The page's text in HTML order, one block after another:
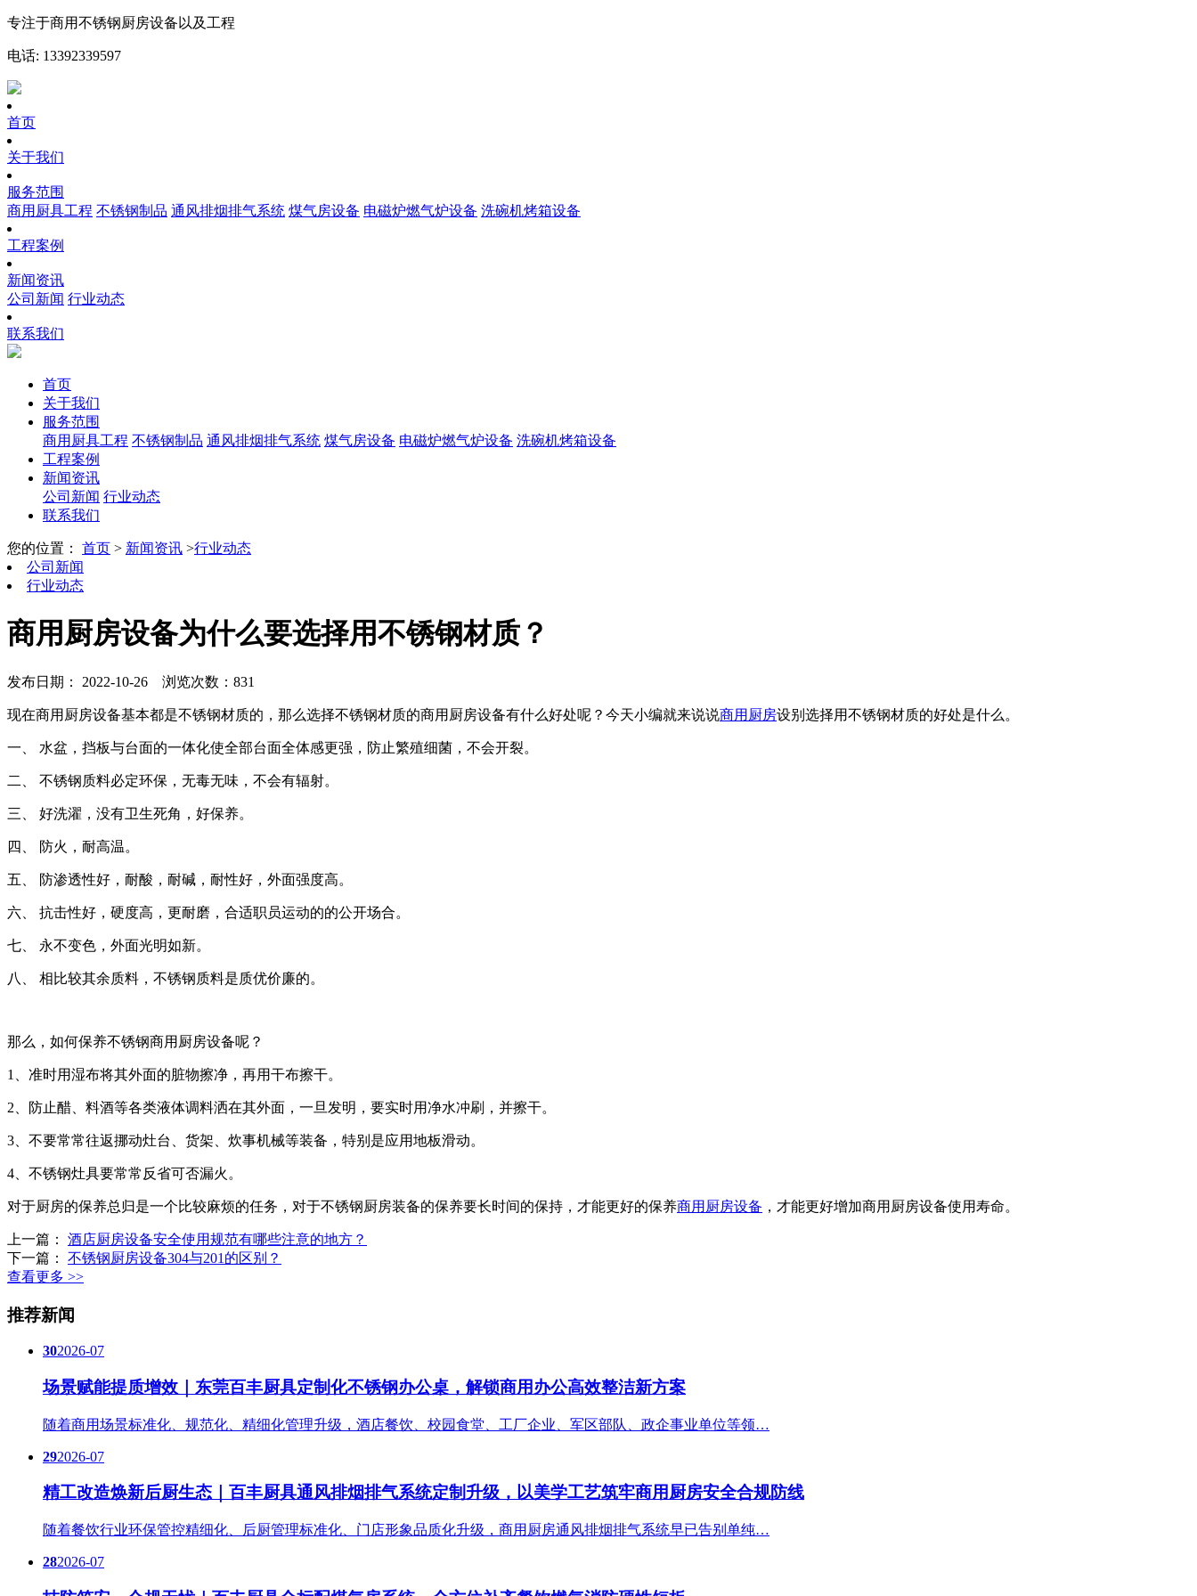
专注于商用不锈钢厨房设备以及工程
电话: 13392339597
首页
关于我们
服务范围
商用厨具工程 不锈钢制品 通风排烟排气系统 煤气房设备 电磁炉燃气炉设备 洗碗机烤箱设备
工程案例
新闻资讯
公司新闻 行业动态
联系我们
首页
关于我们
服务范围
商用厨具工程 不锈钢制品 通风排烟排气系统 煤气房设备 电磁炉燃气炉设备 洗碗机烤箱设备
工程案例
新闻资讯
公司新闻 行业动态
联系我们
您的位置： 首页 > 新闻资讯 >行业动态
公司新闻
行业动态
商用厨房设备为什么要选择用不锈钢材质？
发布日期： 2022-10-26 浏览次数：831
现在商用厨房设备基本都是不锈钢材质的，那么选择不锈钢材质的商用厨房设备有什么好处呢？今天小编就来说说商用厨房设别选择用不锈钢材质的好处是什么。
一、 水盆，挡板与台面的一体化使全部台面全体感更强，防止繁殖细菌，不会开裂。
二、 不锈钢质料必定环保，无毒无味，不会有辐射。
三、 好洗濯，没有卫生死角，好保养。
四、 防火，耐高温。
五、 防渗透性好，耐酸，耐碱，耐性好，外面强度高。
六、 抗击性好，硬度高，更耐磨，合适职员运动的的公开场合。
七、 永不变色，外面光明如新。
八、 相比较其余质料，不锈钢质料是质优价廉的。
那么，如何保养不锈钢商用厨房设备呢？
1、准时用湿布将其外面的脏物擦净，再用干布擦干。
2、防止醋、料酒等各类液体调料洒在其外面，一旦发明，要实时用净水冲刷，并擦干。
3、不要常常往返挪动灶台、货架、炊事机械等装备，特别是应用地板滑动。
4、不锈钢灶具要常常反省可否漏火。
对于厨房的保养总归是一个比较麻烦的任务，对于不锈钢厨房装备的保养要长时间的保持，才能更好的保养商用厨房设备 ，才能更好增加商用厨房设备使用寿命。
上一篇： 酒店厨房设备安全使用规范有哪些注意的地方？
下一篇： 不锈钢厨房设备304与201的区别？
查看更多 >>
推荐新闻
302026-07
场景赋能提质增效｜东莞百丰厨具定制化不锈钢办公桌，解锁商用办公高效整洁新方案
随着商用场景标准化、规范化、精细化管理升级，酒店餐饮、校园食堂、工厂企业、军区部队、政企事业单位等领…
292026-07
精工改造焕新后厨生态｜百丰厨具通风排烟排气系统定制升级，以美学工艺筑牢商用厨房安全合规防线
随着餐饮行业环保管控精细化、后厨管理标准化、门店形象品质化升级，商用厨房通风排烟排气系统早已告别单纯…
282026-07